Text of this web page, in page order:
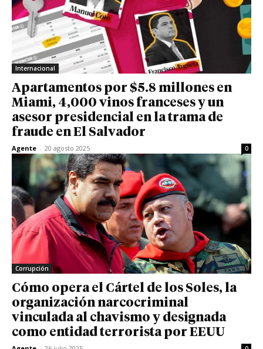
Internacional
Apartamentos por $5.8 millones en
Miami, 4,000 vinos franceses y un
asesor presidencial en la trama de
fraude en El Salvador
Agente - 20 agosto 2025 0
Corrupción
Cómo opera el Cártel de los Soles, la
organización narcocriminal
vinculada al chavismo y designada
como entidad terrorista por EEUU